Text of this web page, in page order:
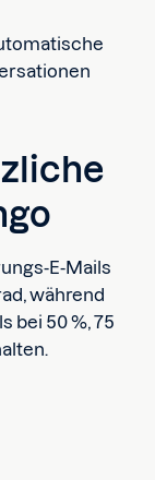
E-Mails
während
bei 50 %, 75